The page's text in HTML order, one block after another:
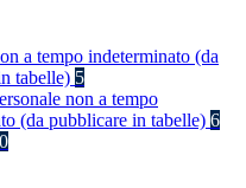
a tempo indeterminato (da
tabelle) 5
non a tempo
(da pubblicare in tabelle) 6